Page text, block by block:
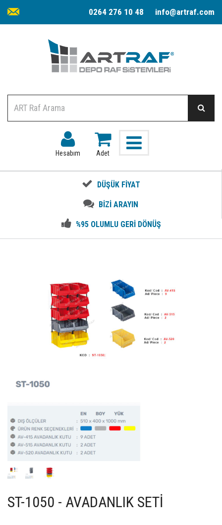
0264 276 10 48 info@artraf.com
Hesabım Adet
DÜŞÜK FİYAT
BİZİ ARAYIN
%95 OLUMLU GERİ DÖNÜŞ
ST-1050 - AVADANLIK SETİ